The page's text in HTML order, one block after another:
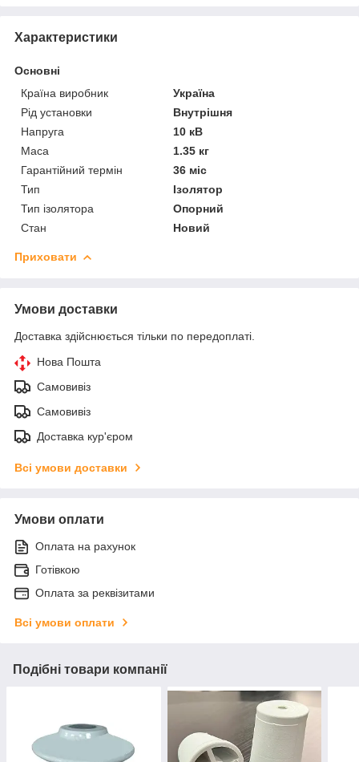
Характеристики
Основні
Країна виробник
Україна
Рід установки
Внутрішня
Напруга
10 кВ
Маса
1.35 кг
Гарантійний термін
36 міс
Тип
Ізолятор
Тип ізолятора
Опорний
Стан
Новий
Приховати
Умови доставки
Доставка здійснюється тільки по передоплаті.
Нова Пошта
Самовивіз
Самовивіз
Доставка кур'єром
Всі умови доставки
Умови оплати
Оплата на рахунок
Готівкою
Оплата за реквізитами
Всі умови оплати
Подібні товари компанії